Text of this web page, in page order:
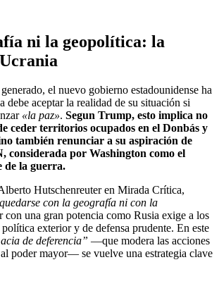
ni la geopolítica: la
el nuevo gobierno estadounidense ha
debe aceptar la realidad de su situación si
«la paz». Segun Trump, esto implica no
ceder territorios ocupados en el Donbás y
también renunciar a su aspiración de
considerada por Washington como el
de la guerra.
Hutschenreuter en Mirada Crítica,
con la geografía ni con la
con una gran potencia como Rusia exige a los
exterior y de defensa prudente. En este
de deferencia” —que modera las acciones
poder mayor— se vuelve una estrategia clave